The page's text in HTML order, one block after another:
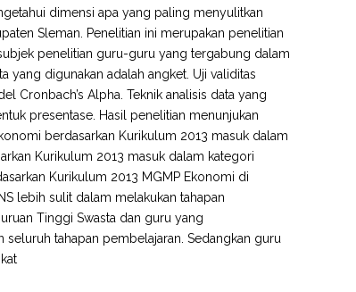
dimensi apa yang paling menyulitkan
Sleman. Penelitian ini merupakan penelitian
penelitian guru-guru yang tergabung dalam
yang digunakan adalah angket. Uji validitas
Cronbach’s Alpha. Teknik analisis data yang
presentase. Hasil penelitian menunjukan
berdasarkan Kurikulum 2013 masuk dalam
Kurikulum 2013 masuk dalam kategori
Kurikulum 2013 MGMP Ekonomi di
lebih sulit dalam melakukan tahapan
Tinggi Swasta dan guru yang
tahapan pembelajaran. Sedangkan guru